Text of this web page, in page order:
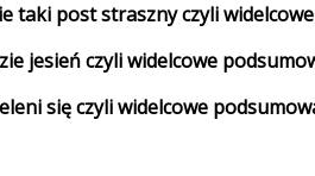
taki post straszny czyli
jesień czyli widelcowe
się czyli widelcowe